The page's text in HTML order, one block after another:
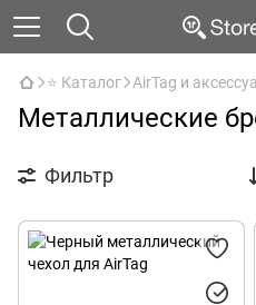
⭐ Каталог AirTag и
Металлические
Фильтр